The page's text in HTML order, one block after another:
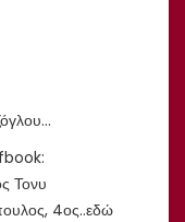
Τονυ
4ος..εδώ